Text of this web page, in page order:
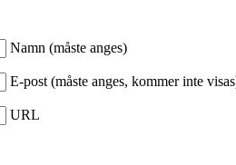
Namn (måste anges)
E-post (måste anges, kommer inte
URL